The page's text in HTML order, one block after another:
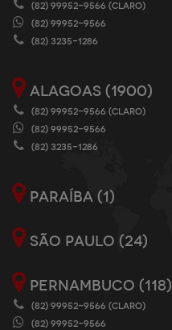
(82) 99952-9566 (CLARO)
(82) 99952-9566
(82) 3235-1286
ALAGOAS (1900)
(82) 99952-9566 (CLARO)
(82) 99952-9566
(82) 3235-1286
PARAÍBA (1)
SÃO PAULO (24)
PERNAMBUCO (118)
(82) 99952-9566 (CLARO)
(82) 99952-9566